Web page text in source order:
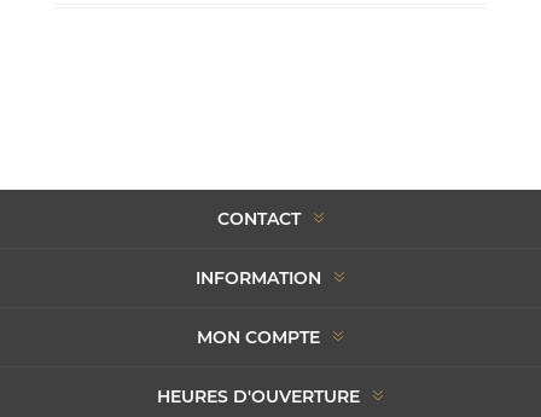
CONTACT
INFORMATION
MON COMPTE
HEURES D'OUVERTURE